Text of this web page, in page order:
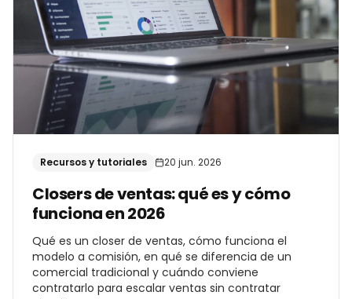
Recursos y tutoriales 20 jun. 2026
Closers de ventas: qué es y cómo
funciona en 2026
Qué es un closer de ventas, cómo funciona el
modelo a comisión, en qué se diferencia de un
comercial tradicional y cuándo conviene
contratarlo para escalar ventas sin contratar